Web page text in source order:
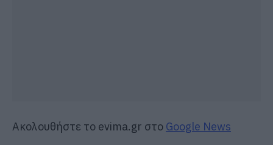
Ακολουθήστε το evima.gr στο Google News